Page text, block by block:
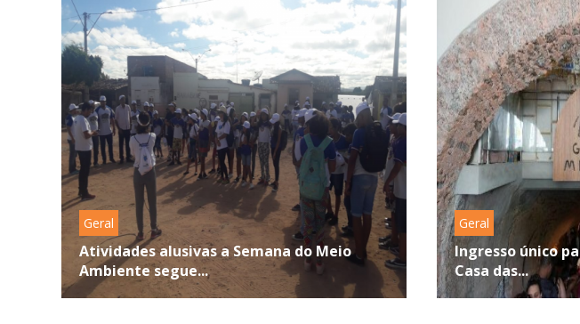
Geral
Atividades alusivas a Semana do Meio
Ambiente segue...
Geral
Ingresso único
Casa das...